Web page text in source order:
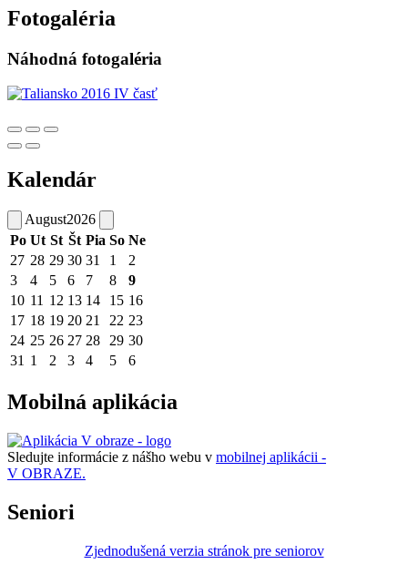
Fotogaléria
Náhodná fotogaléria
Kalendár
August2026
Po Ut St Št Pia So Ne
27 28 29 30 31 1
2
3
4 5 6 7 8
9
10 11 12 13 14 15 16
17 18 19 20 21 22 23
24 25 26 27 28 29 30
31 1 2 3 4 5 6
Mobilná aplikácia
Sledujte informácie z nášho webu v mobilnej aplikácii -
V OBRAZE.
Seniori
Zjednodušená verzia stránok pre seniorov